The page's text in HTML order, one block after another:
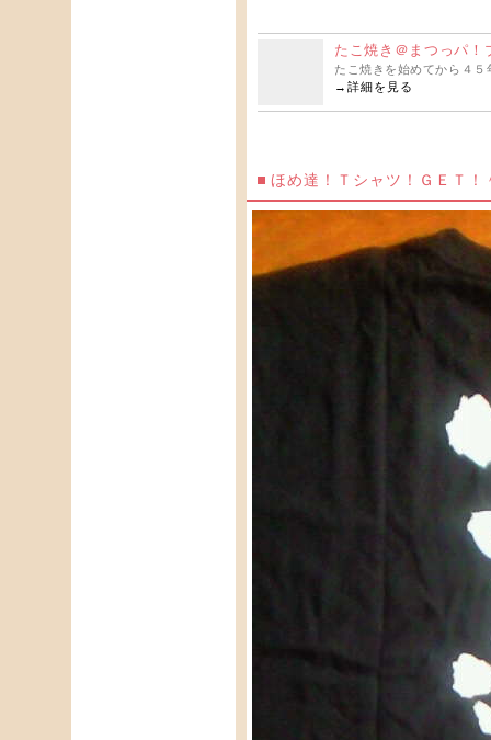
たこ焼き＠まつっパ！
たこ焼きを始めてから４
→ 詳細を見る
ほめ達！Ｔシャツ！ＧＥＴ！